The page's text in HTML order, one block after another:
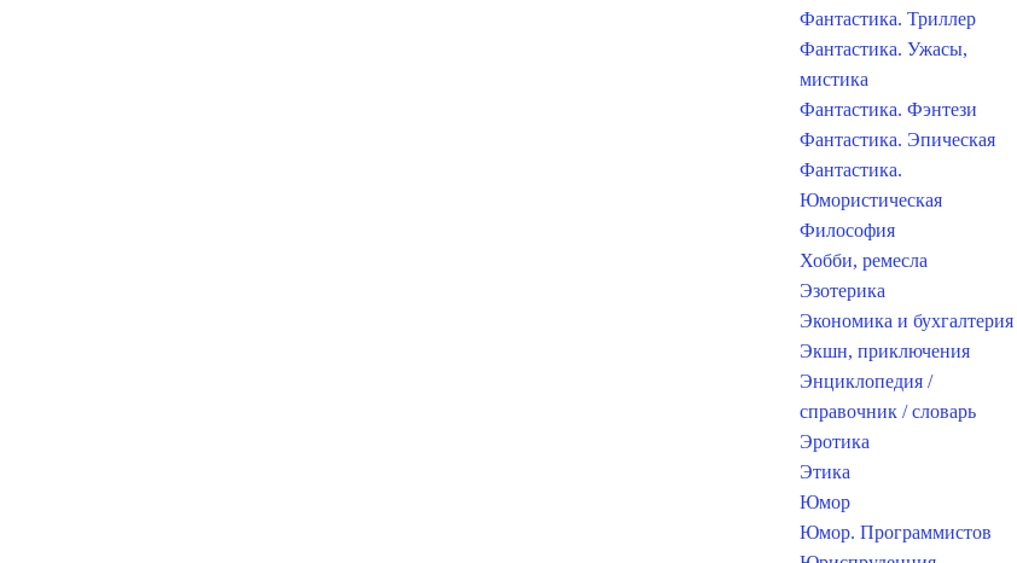
Фантастика. Триллер
Фантастика. Ужасы,
мистика
Фантастика. Фэнтези
Фантастика. Эпическая
Фантастика.
Юмористическая
Философия
Хобби, ремесла
Эзотерика
Экономика и бухгалтерия
Экшн, приключения
Энциклопедия /
справочник / словарь
Эротика
Этика
Юмор
Юмор. Программистов